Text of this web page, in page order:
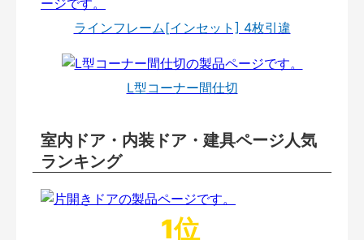
ラインフレーム[インセット] 4枚引違
L型コーナー間仕切
室内ドア・内装ドア・建具ページ人気
ランキング